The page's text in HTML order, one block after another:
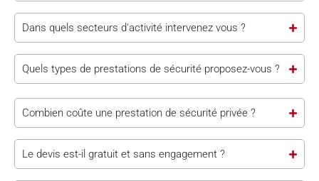
Dans quels secteurs d'activité intervenez vous ?
Quels types de prestations de sécurité proposez-vous ?
Combien coûte une prestation de sécurité privée ?
Le devis est-il gratuit et sans engagement ?